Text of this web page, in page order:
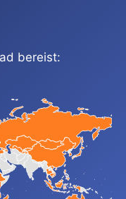
bereist: